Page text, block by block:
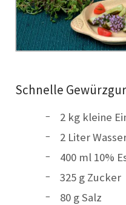
Schnelle
2 kg kleine
2 Liter
400 ml 10%
325 g Zucker
80 g Salz